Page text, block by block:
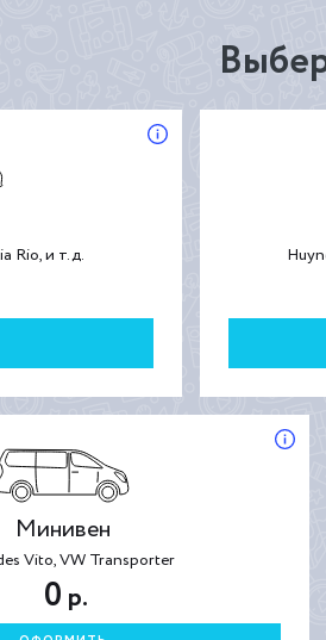
Rio, и т.д.
Минивен
Vito, VW Transporter
0 р.